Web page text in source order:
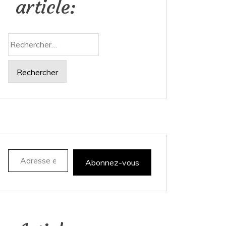
article:
Adresse e-mail
Abonnez-vous